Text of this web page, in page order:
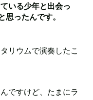
いる少年と出会っ
ったんです。
リウムで演奏したこ
ですけど、たまにラ